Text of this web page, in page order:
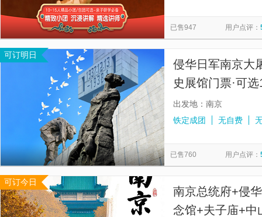
已售947 用户点评：
可订明日
侵华日军南京大
史展馆门票·可
麦
出发地：南京
铁定成团
无自费
已售760 用户点评：
可订今日
南京总统府+侵
念馆+夫子庙+中